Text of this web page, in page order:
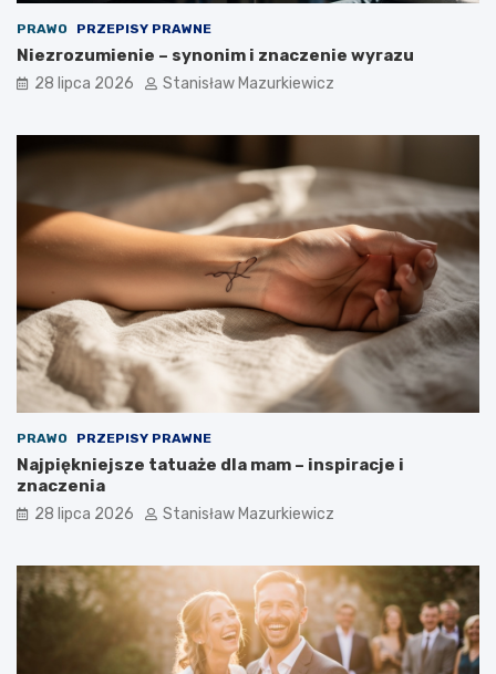
PRAWO PRZEPISY PRAWNE
Niezrozumienie – synonim i znaczenie wyrazu
28 lipca 2026 Stanisław Mazurkiewicz
PRAWO PRZEPISY PRAWNE
Najpiękniejsze tatuaże dla mam – inspiracje i
znaczenia
28 lipca 2026 Stanisław Mazurkiewicz